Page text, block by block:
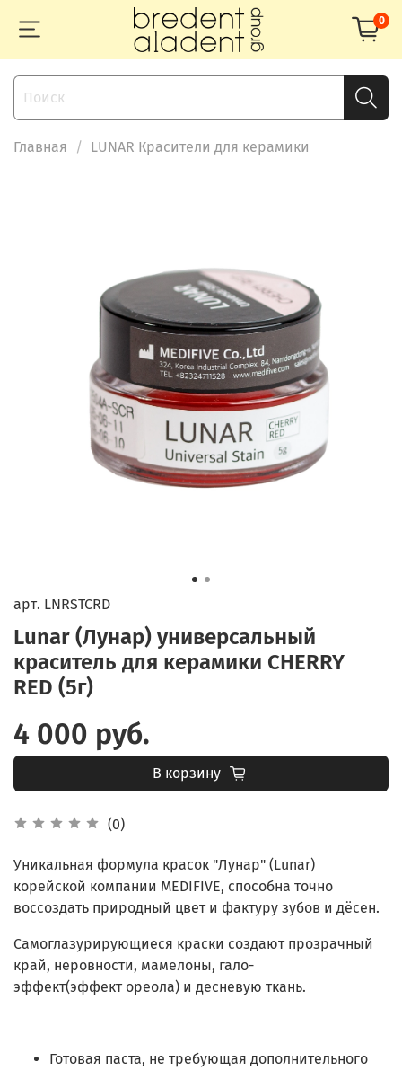
0
Главная LUNAR Красители для керамики
арт. LNRSTCRD
Lunar (Лунар) универсальный
краситель для керамики CHERRY
RED (5г)
(0)
4 000 руб.
В корзину
Уникальная формула красок "Лунар" (Lunar)
корейской компании MEDIFIVE, способна точно
воссоздать природный цвет и фактуру зубов и дёсен.
Самоглазурирующиеся краски создают прозрачный
край, неровности, мамелоны, гало-
эффект(эффект ореола) и десневую ткань.
Готовая паста, не требующая дополнительного